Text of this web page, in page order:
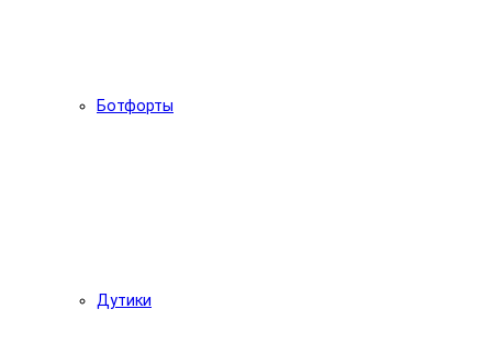
Ботфорты
Дутики